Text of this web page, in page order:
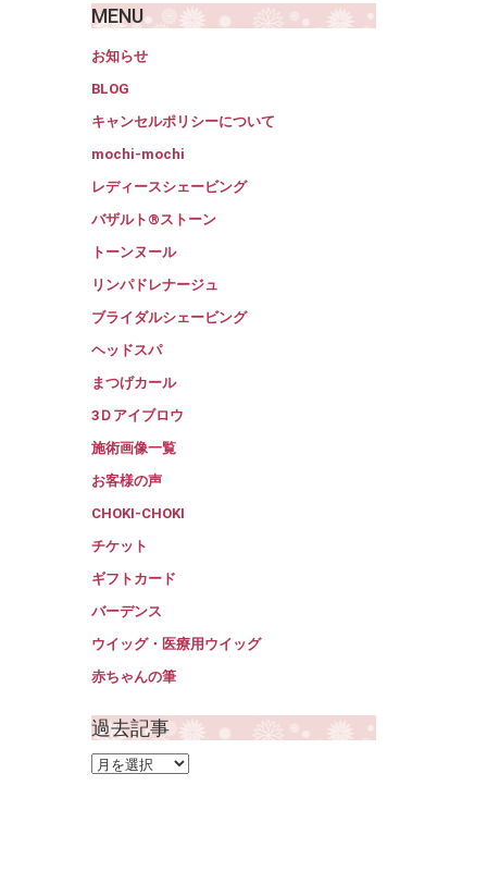
MENU
お知らせ
BLOG
キャンセルポリシーについて
mochi-mochi
レディースシェービング
バザルト®ストーン
トーンヌール
リンパドレナージュ
ブライダルシェービング
ヘッドスパ
まつげカール
3Ｄアイブロウ
施術画像一覧
お客様の声
CHOKI-CHOKI
チケット
ギフトカード
バーデンス
ウイッグ・医療用ウイッグ
赤ちゃんの筆
過去記事
過